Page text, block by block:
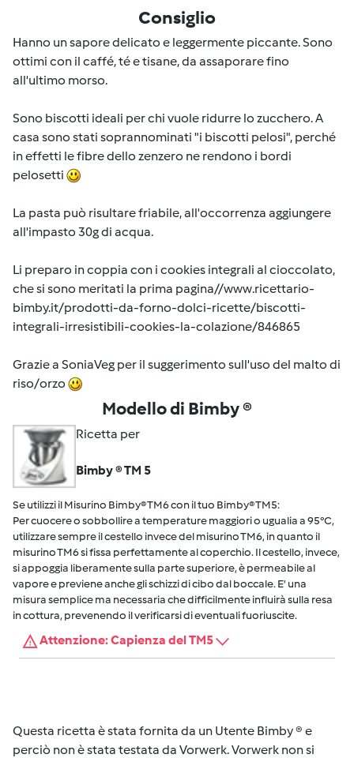
Consiglio
Hanno un sapore delicato e leggermente piccante. Sono
ottimi con il caffé, té e tisane, da assaporare fino
all'ultimo morso.
Sono biscotti ideali per chi vuole ridurre lo zucchero. A
casa sono stati soprannominati "i biscotti pelosi", perché
in effetti le fibre dello zenzero ne rendono i bordi
pelosetti
La pasta può risultare friabile, all'occorrenza aggiungere
all'impasto 30g di acqua.
Li preparo in coppia con i cookies integrali al cioccolato,
che si sono meritati la prima pagina//www.ricettario-
bimby.it/prodotti-da-forno-dolci-ricette/biscotti-
integrali-irresistibili-cookies-la-colazione/846865
Grazie a SoniaVeg per il suggerimento sull'uso del malto di
riso/orzo
Modello di Bimby ®
Ricetta per
Bimby ® TM 5
Se utilizzi il Misurino Bimby® TM6 con il tuo Bimby® TM5:
Per cuocere o sobbollire a temperature maggiori o ugualia a 95°C,
utilizzare sempre il cestello invece del misurino TM6, in quanto il
misurino TM6 si fissa perfettamente al coperchio. Il cestello, invece,
si appoggia liberamente sulla parte superiore, è permeabile al
vapore e previene anche gli schizzi di cibo dal boccale. E' una
misura semplice ma necessaria che difficilmente influirà sulla resa
in cottura, prevenendo il verificarsi di eventuali fuoriuscite.
Attenzione: Capienza del TM5
Questa ricetta è stata fornita da un Utente Bimby ® e
perciò non è stata testata da Vorwerk. Vorwerk non si